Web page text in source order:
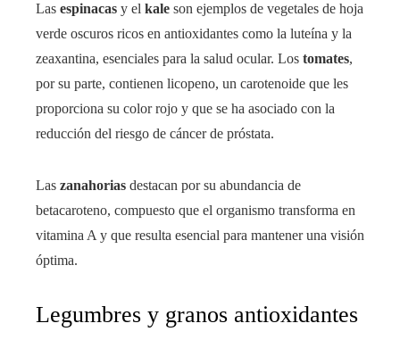
Las espinacas y el kale son ejemplos de vegetales de hoja
verde oscuros ricos en antioxidantes como la luteína y la
zeaxantina, esenciales para la salud ocular. Los tomates,
por su parte, contienen licopeno, un carotenoide que les
proporciona su color rojo y que se ha asociado con la
reducción del riesgo de cáncer de próstata.
Las zanahorias destacan por su abundancia de
betacaroteno, compuesto que el organismo transforma en
vitamina A y que resulta esencial para mantener una visión
óptima.
Legumbres y granos antioxidantes